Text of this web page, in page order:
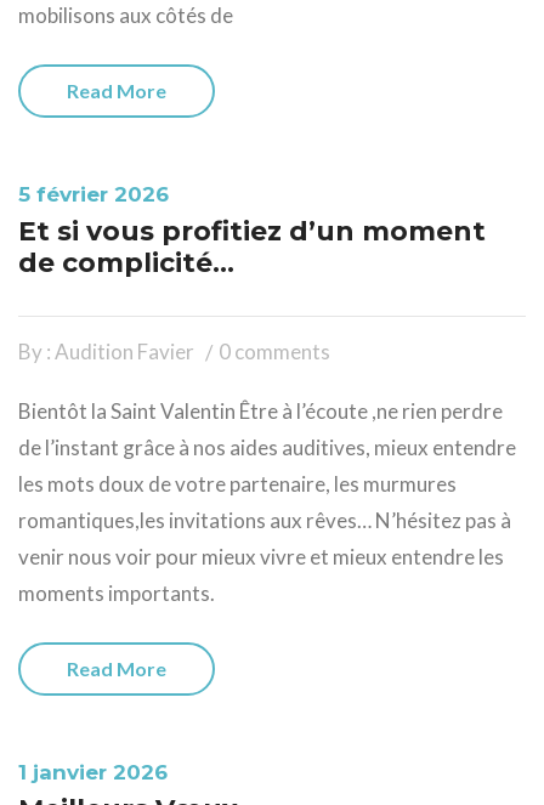
mobilisons aux côtés de
Read More
5 février 2026
Et si vous profitiez d’un moment
de complicité…
By : Audition Favier 0 comments
Bientôt la Saint Valentin Être à l’écoute ,ne rien perdre
de l’instant grâce à nos aides auditives, mieux entendre
les mots doux de votre partenaire, les murmures
romantiques,les invitations aux rêves… N’hésitez pas à
venir nous voir pour mieux vivre et mieux entendre les
moments importants.
Read More
1 janvier 2026